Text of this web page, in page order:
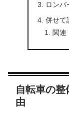
ロンバ
併せて
関連
自転車の
由